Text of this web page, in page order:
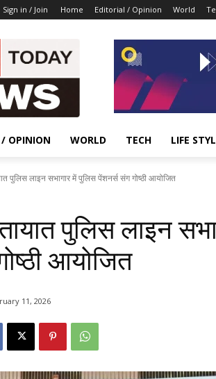
Sign in / Join Home Editorial / Opinion World
OPINION WORLD TECH LIFE
पुलिस लाइन सभागार में पुलिस पेंशनर्स संग गोष्ठी आयोजित
पुलिस लाइन
आयोजित
11, 2026